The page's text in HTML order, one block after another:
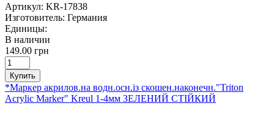
Артикул: KR-17838
Изготовитель: Германия
Единицы:
В наличии
149.00 грн
Купить
*Маркер акрилов.на водн.осн.із скошен.наконечн."Triton
Acrylic Marker" Kreul 1-4мм ЗЕЛЕНИЙ СТІЙКИЙ